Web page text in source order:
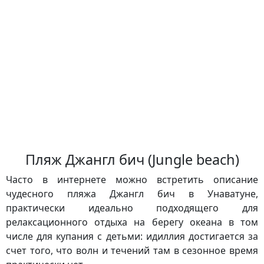
Пляж Джангл бич (Jungle beach)
Часто в интернете можно встретить описание
чудесного пляжа Джангл бич в Унаватуне,
практически идеально подходящего для
релаксационного отдыха на берегу океана в том
числе для купания с детьми: идиллия достигается за
счет того, что волн и течений там в сезонное время